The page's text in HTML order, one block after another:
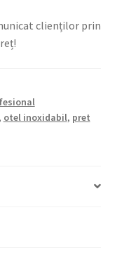
clienților prin
, otel inoxidabil, pret